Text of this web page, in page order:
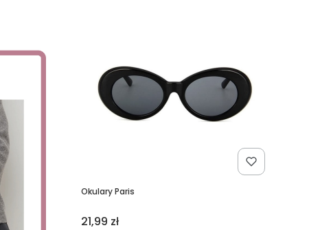
Okulary Paris
Cena
21,99 zł